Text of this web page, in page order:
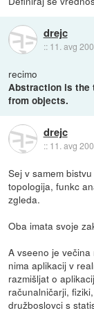
drejc
:: 11. avg
recimo
Abstraction is the
from objects.
drejc
:: 11. avg
Sej v samem
topologija, funkc
zgleda.
Oba imata svoje
A vseeno je
nima aplikacij v
razmišljat o
računalničarji,
družboslovci s